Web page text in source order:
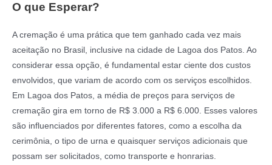
O que Esperar?
A cremação é uma prática que tem ganhado cada vez mais
aceitação no Brasil, inclusive na cidade de Lagoa dos Patos. Ao
considerar essa opção, é fundamental estar ciente dos custos
envolvidos, que variam de acordo com os serviços escolhidos.
Em Lagoa dos Patos, a média de preços para serviços de
cremação gira em torno de R$ 3.000 a R$ 6.000. Esses valores
são influenciados por diferentes fatores, como a escolha da
cerimônia, o tipo de urna e quaisquer serviços adicionais que
possam ser solicitados, como transporte e honrarias.